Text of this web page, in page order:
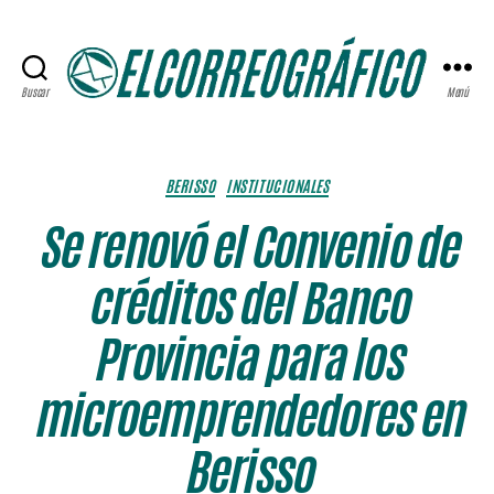
Buscar Menú
Categorías
BERISSO INSTITUCIONALES
Se renovó el Convenio de
créditos del Banco
Provincia para los
microemprendedores en
Berisso